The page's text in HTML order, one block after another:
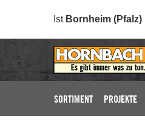
Ist Bornheim (Pfalz)
SORTIMENT PROJEKTE